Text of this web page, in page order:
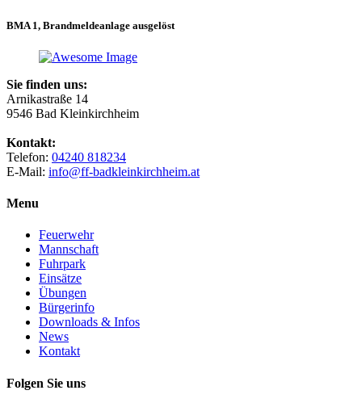
BMA 1, Brandmeldeanlage ausgelöst
Sie finden uns:
Arnikastraße 14
9546 Bad Kleinkirchheim
Kontakt:
Telefon: 04240 818234
E-Mail: info@ff-badkleinkirchheim.at
Menu
Feuerwehr
Mannschaft
Fuhrpark
Einsätze
Übungen
Bürgerinfo
Downloads & Infos
News
Kontakt
Folgen Sie uns